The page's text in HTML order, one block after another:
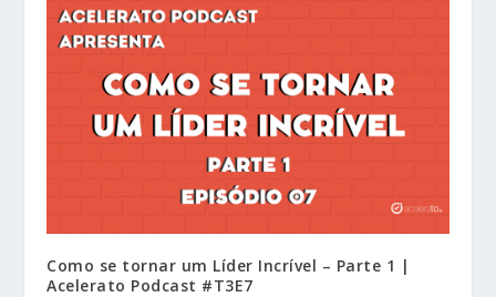
Como se tornar um Líder Incrível – Parte 1 |
Acelerato Podcast #T3E7